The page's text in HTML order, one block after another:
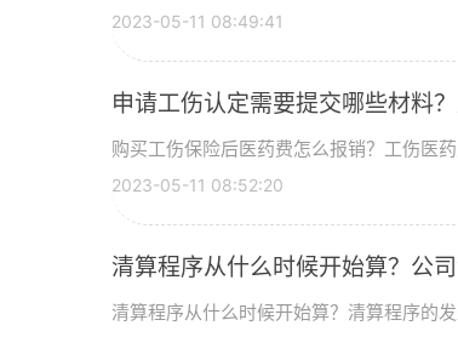
2023-05-11 08:49:41
申请工伤认定需要提交哪些材料
购买工伤保险后医药费怎么报销？工伤医
2023-05-11 08:52:20
清算程序从什么时候开始算？公
清算程序从什么时候开始算？清算程序的